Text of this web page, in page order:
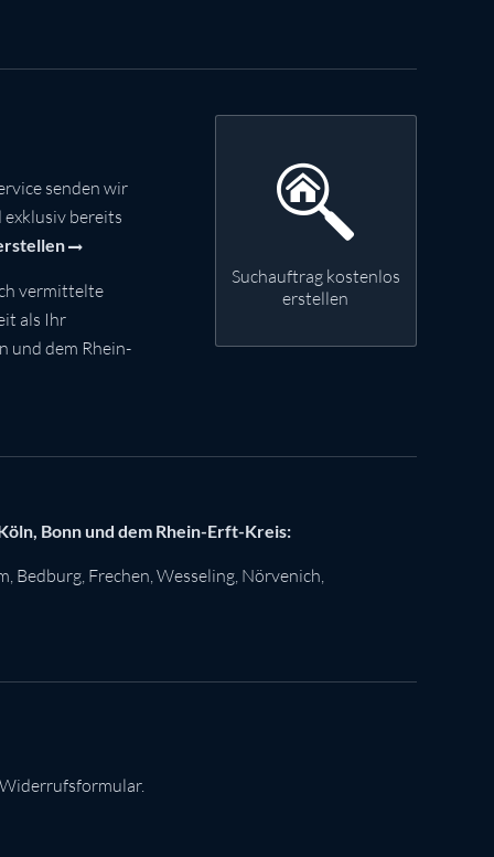
senden wir
bereits
vermittelte
als Ihr
und dem Rhein-
Suchauftrag kostenlos
erstellen
Bonn und dem Rhein-Erft-Kreis:
, Bedburg, Frechen,Wesseling, Nörvenich,